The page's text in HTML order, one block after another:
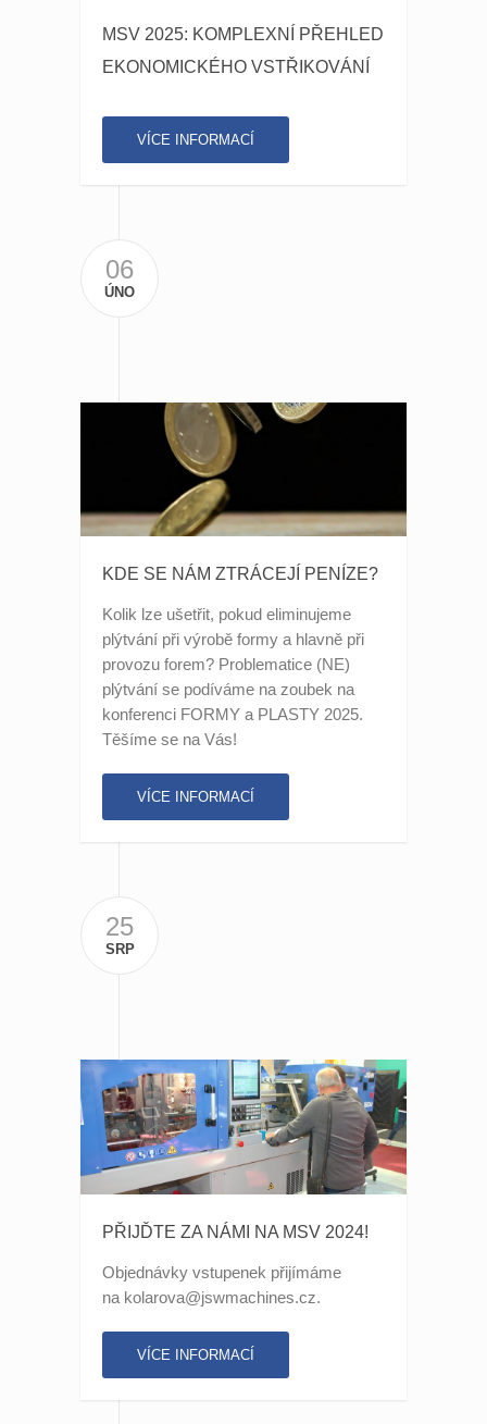
MSV 2025: KOMPLEXNÍ PŘEHLED
EKONOMICKÉHO VSTŘIKOVÁNÍ
VÍCE INFORMACÍ
06
ÚNO
KDE SE NÁM ZTRÁCEJÍ PENÍZE?
Kolik lze ušetřit, pokud eliminujeme
plýtvání při výrobě formy a hlavně při
provozu forem? Problematice (NE)
plýtvání se podíváme na zoubek na
konferenci FORMY a PLASTY 2025.
Těšíme se na Vás!
VÍCE INFORMACÍ
25
SRP
PŘIJĎTE ZA NÁMI NA MSV 2024!
Objednávky vstupenek přijímáme
na kolarova@jswmachines.cz.
VÍCE INFORMACÍ